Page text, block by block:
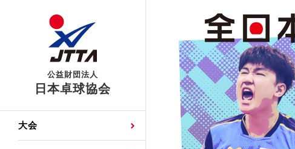
公益財団法人
日本卓球協会
大会 日程
大会・試合
男子ナショナルチーム選
手・候補
卓球の基本的なルール
協会会員登録
卓球協会のミッション
国際交流届申込みフォーム